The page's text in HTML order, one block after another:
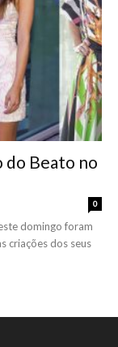
do Beato no
0
domingo foram
criações dos seus